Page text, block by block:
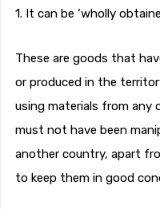
1. It can be ‘wholly
These are goods that
or produced in the
using materials from any
must not have been
another country, apart
to keep them in good